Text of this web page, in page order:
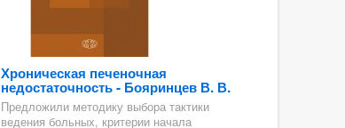
Хроническая печеночная
недостаточность - Бояринцев В. В.
Предложили методику выбора тактики
ведения больных, критерии начала